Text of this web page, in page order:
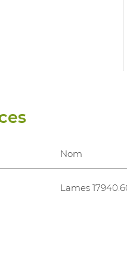
Nom
Lames